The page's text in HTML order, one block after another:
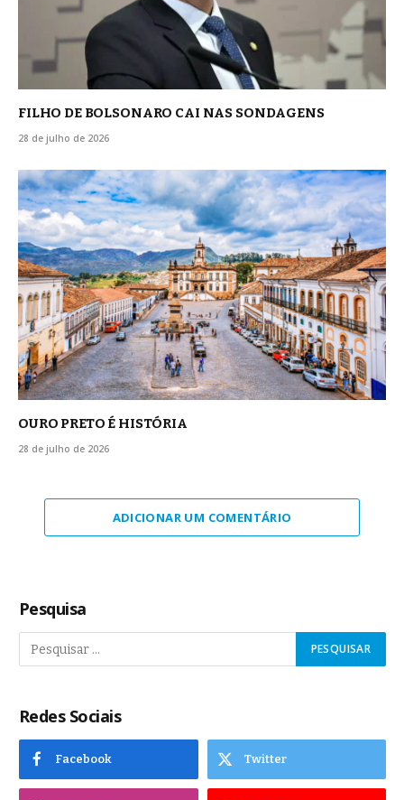
FILHO DE BOLSONARO CAI NAS SONDAGENS
28 de julho de 2026
OURO PRETO É HISTÓRIA
28 de julho de 2026
ADICIONAR UM COMENTÁRIO
Pesquisa
Redes Sociais
Facebook Twitter